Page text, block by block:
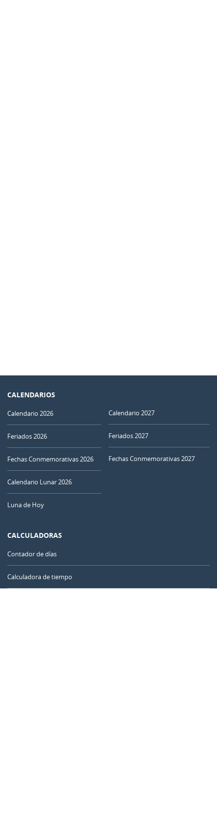
CALENDARIOS
Calendario 2026
Feriados 2026
Fechas Conmemorativas 2026
Calendario Lunar 2026
Luna de Hoy
Calendario 2027
Feriados 2027
Fechas Conmemorativas 2027
CALCULADORAS
Contador de días
Calculadora de tiempo